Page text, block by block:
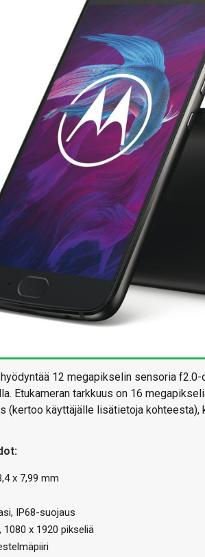
hyödyntää 12 megapikselin sensoria
Etukameran tarkkuus on 16
(kertoo käyttäjälle lisätietoja
x 7,99 mm
IP68-suojaus
1080 x 1920 pikseliä